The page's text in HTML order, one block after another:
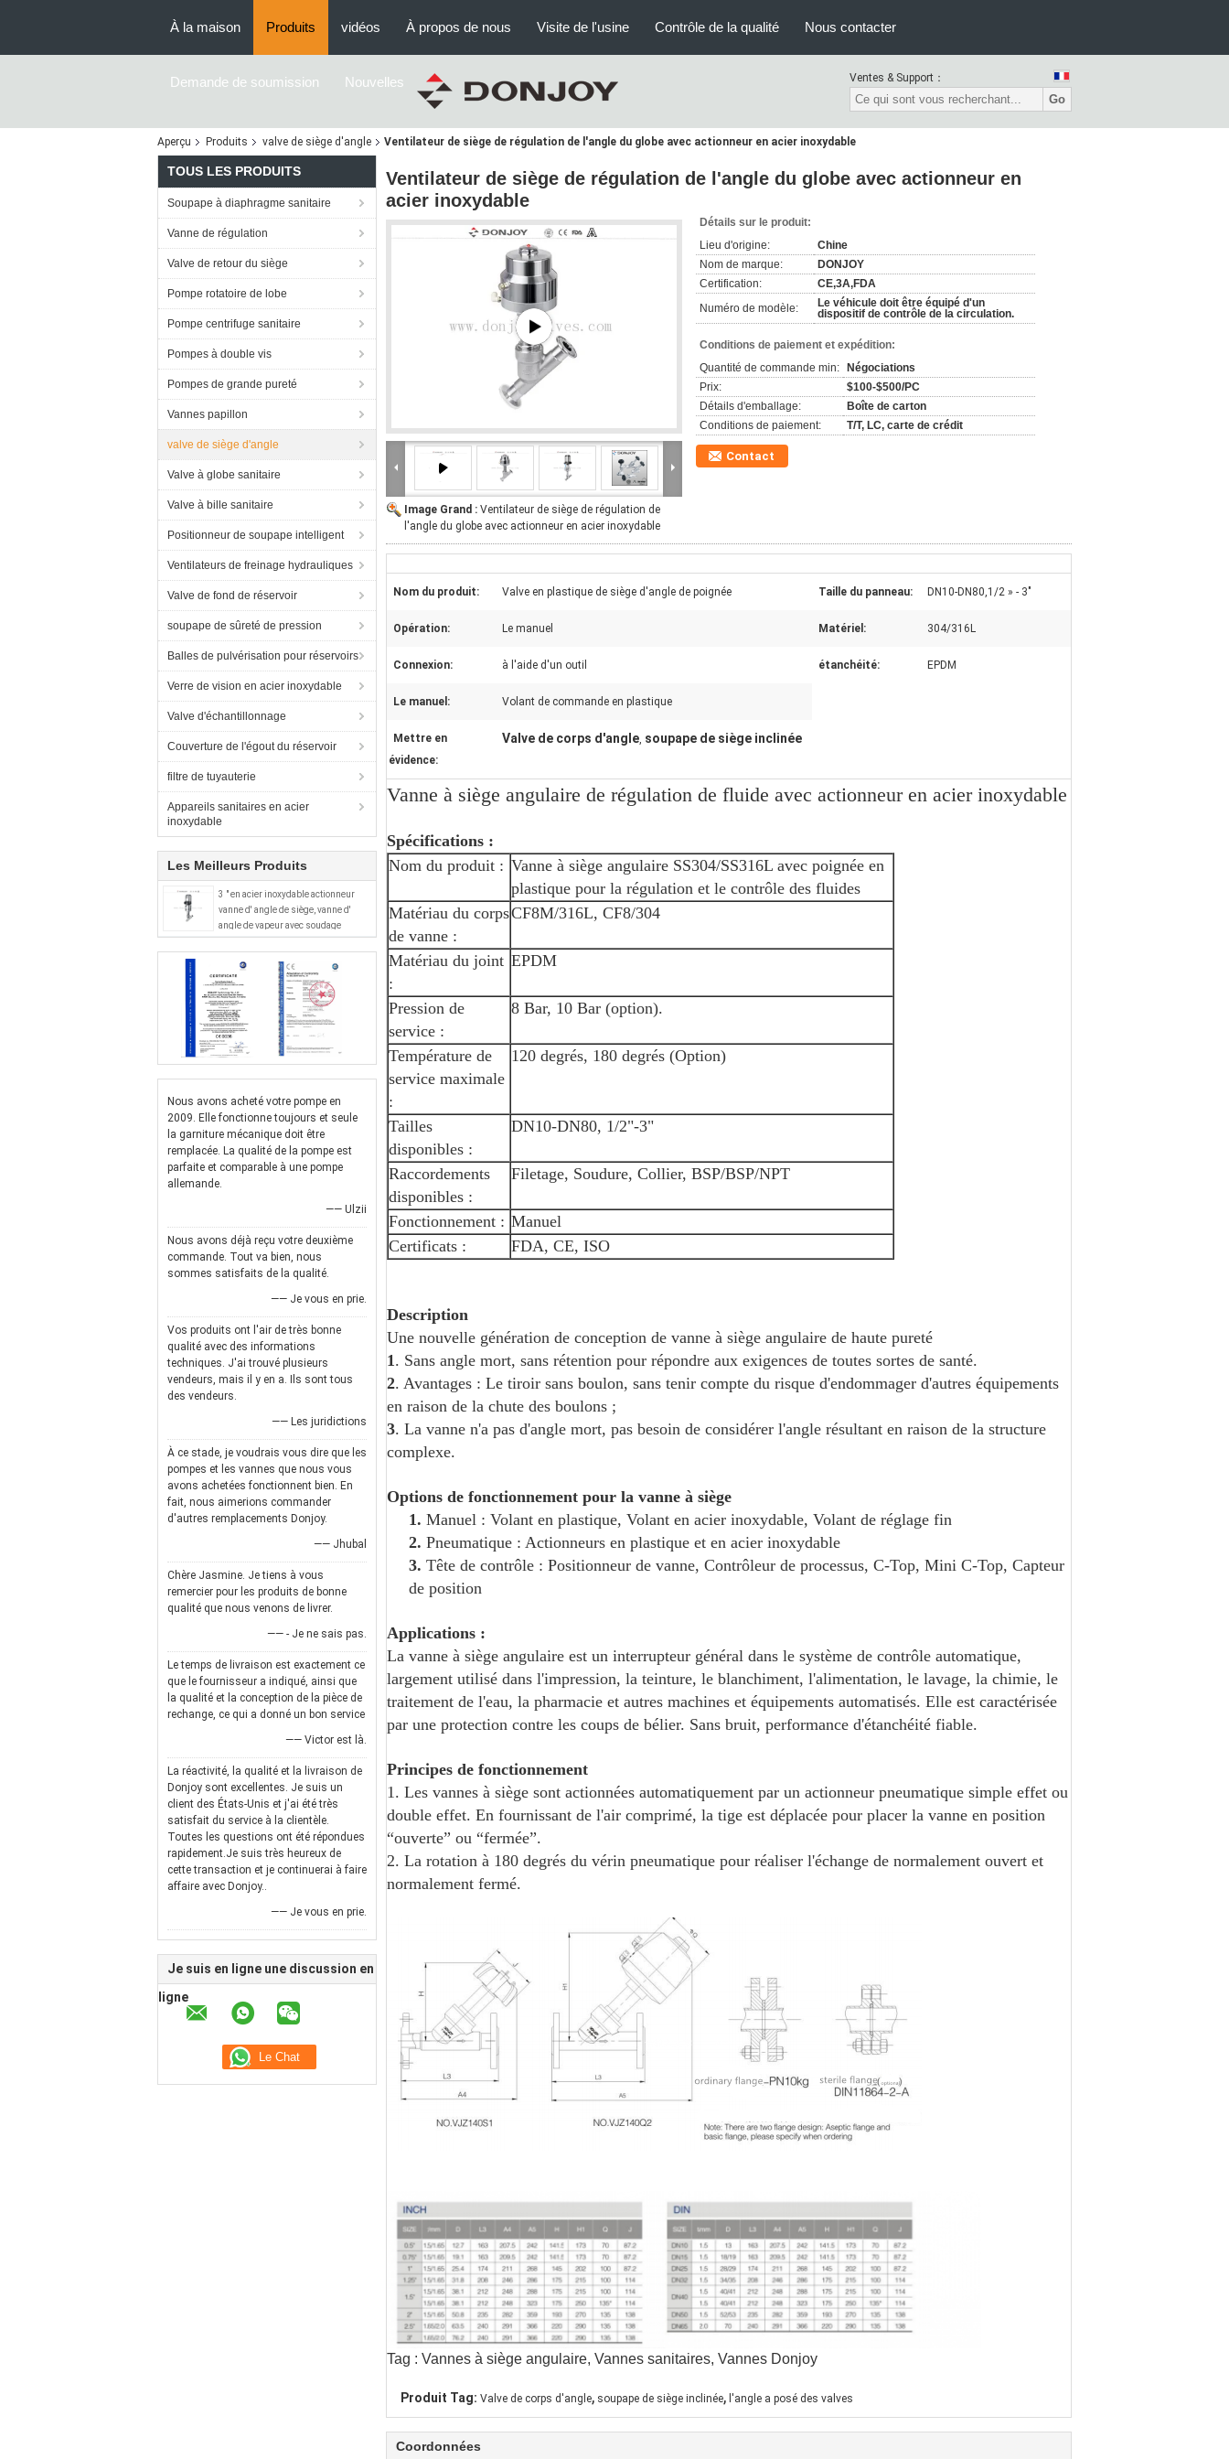
À la maison Produits vidéos À propos de nous Visite de l'usine Contrôle de la qualité Nous contacter
Demande de soumission Nouvelles Ventes & Support：
Go
Aperçu Produits valve de siège d'angle Ventilateur de siège de régulation de l'angle du globe avec actionneur en acier inoxydable
TOUS LES PRODUITS
Soupape à diaphragme sanitaire
Vanne de régulation
Valve de retour du siège
Pompe rotatoire de lobe
Pompe centrifuge sanitaire
Pompes à double vis
Pompes de grande pureté
Vannes papillon
valve de siège d'angle
Valve à globe sanitaire
Valve à bille sanitaire
Positionneur de soupape intelligent
Ventilateurs de freinage hydrauliques
Valve de fond de réservoir
soupape de sûreté de pression
Balles de pulvérisation pour réservoirs
Verre de vision en acier inoxydable
Valve d'échantillonnage
Couverture de l'égout du réservoir
filtre de tuyauterie
Appareils sanitaires en acier
inoxydable
Les Meilleurs Produits
3 " en acier inoxydable actionneur
vanne d' angle de siège, vanne d'
angle de vapeur avec soudage
Nous avons acheté votre pompe en
2009. Elle fonctionne toujours et seule
la garniture mécanique doit être
remplacée. La qualité de la pompe est
parfaite et comparable à une pompe
allemande.
—— Ulzii
Nous avons déjà reçu votre deuxième
commande. Tout va bien, nous
sommes satisfaits de la qualité.
—— Je vous en prie.
Vos produits ont l'air de très bonne
qualité avec des informations
techniques. J'ai trouvé plusieurs
vendeurs, mais il y en a. Ils sont tous
des vendeurs.
—— Les juridictions
À ce stade, je voudrais vous dire que les
pompes et les vannes que nous vous
avons achetées fonctionnent bien. En
fait, nous aimerions commander
d'autres remplacements Donjoy.
—— Jhubal
Chère Jasmine. Je tiens à vous
remercier pour les produits de bonne
qualité que nous venons de livrer.
—— - Je ne sais pas.
Le temps de livraison est exactement ce
que le fournisseur a indiqué, ainsi que
la qualité et la conception de la pièce de
rechange, ce qui a donné un bon service
—— Victor est là.
La réactivité, la qualité et la livraison de
Donjoy sont excellentes. Je suis un
client des États-Unis et j'ai été très
satisfait du service à la clientèle.
Toutes les questions ont été répondues
rapidement.Je suis très heureux de
cette transaction et je continuerai à faire
affaire avec Donjoy..
—— Je vous en prie.
Je suis en ligne une discussion en
ligne
Ventilateur de siège de régulation de l'angle du globe avec actionneur en
acier inoxydable
Image Grand : Ventilateur de siège de régulation de
l'angle du globe avec actionneur en acier inoxydable
Détails sur le produit:
Lieu d'origine:
Chine
Nom de marque:
DONJOY
Certification:
CE,3A,FDA
Numéro de modèle:
Le véhicule doit être équipé d'un
dispositif de contrôle de la circulation.
Conditions de paiement et expédition:
Quantité de commande min:
Négociations
Prix:
$100-$500/PC
Détails d'emballage:
Boîte de carton
Conditions de paiement:
T/T, LC, carte de crédit
Contact
Nom du produit: Valve en plastique de siège d'angle de poignée Taille du panneau: DN10-DN80,1/2 » - 3"
Opération: Le manuel Matériel: 304/316L
Connexion: à l'aide d'un outil étanchéité: EPDM
Le manuel: Volant de commande en plastique
Mettre en
évidence:
Valve de corps d'angle, soupape de siège inclinée
Vanne à siège angulaire de régulation de fluide avec actionneur en acier inoxydable
Spécifications :
Nom du produit : Vanne à siège angulaire SS304/SS316L avec poignée en
plastique pour la régulation et le contrôle des fluides
Matériau du corps
de vanne :
CF8M/316L, CF8/304
Matériau du joint
:
EPDM
Pression de
service :
8 Bar, 10 Bar (option).
Température de
service maximale
:
120 degrés, 180 degrés (Option)
Tailles
disponibles :
DN10-DN80, 1/2"-3"
Raccordements
disponibles :
Filetage, Soudure, Collier, BSP/BSP/NPT
Fonctionnement : Manuel
Certificats :
FDA, CE, ISO
Description
Une nouvelle génération de conception de vanne à siège angulaire de haute pureté
1. Sans angle mort, sans rétention pour répondre aux exigences de toutes sortes de santé.
2. Avantages : Le tiroir sans boulon, sans tenir compte du risque d'endommager d'autres équipements
en raison de la chute des boulons ;
3. La vanne n'a pas d'angle mort, pas besoin de considérer l'angle résultant en raison de la structure
complexe.
Options de fonctionnement pour la vanne à siège
1. Manuel : Volant en plastique, Volant en acier inoxydable, Volant de réglage fin
2. Pneumatique : Actionneurs en plastique et en acier inoxydable
3. Tête de contrôle : Positionneur de vanne, Contrôleur de processus, C-Top, Mini C-Top, Capteur
de position
Applications :
La vanne à siège angulaire est un interrupteur général dans le système de contrôle automatique,
largement utilisé dans l'impression, la teinture, le blanchiment, l'alimentation, le lavage, la chimie, le
traitement de l'eau, la pharmacie et autres machines et équipements automatisés. Elle est caractérisée
par une protection contre les coups de bélier. Sans bruit, performance d'étanchéité fiable.
Principes de fonctionnement
1. Les vannes à siège sont actionnées automatiquement par un actionneur pneumatique simple effet ou
double effet. En fournissant de l'air comprimé, la tige est déplacée pour placer la vanne en position
“ouverte” ou “fermée”.
2. La rotation à 180 degrés du vérin pneumatique pour réaliser l'échange de normalement ouvert et
normalement fermé.
Tag : Vannes à siège angulaire, Vannes sanitaires, Vannes Donjoy
Produit Tag: Valve de corps d'angle, soupape de siège inclinée, l'angle a posé des valves
Coordonnées